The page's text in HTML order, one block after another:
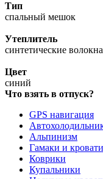
Тип
спальный мешок
Утеплитель
синтетические
Цвет
синий
Что взять в отпуск?
GPS навигация
Альпинизм
Гамаки и кровати
Коврики
Купальники